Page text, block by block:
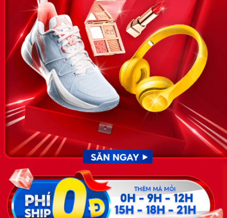
VỀ CHÚNG TÔI
News.timviec.com.vn là website cung cấp thông tin liên quan đến
nhân sự, nghề nghiệp do Timviec.com.vn vận hành nhằm giúp
doanh nghiệp, nhân sự tuyển dụng, người đi làm, người tìm việc
cập nhật thông tin và đáp ứng được mong muốn của mình.
KẾT NỐI
Giấy phép hoạt động dịch vụ
việc làm số 54/2019/SLĐTBXH-
GP do Sở lao động thương
binh và xã hội cấp ngày 30
tháng 12 năm 2019.